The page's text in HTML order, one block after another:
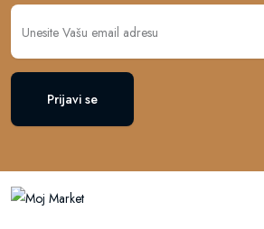
Prijavi se